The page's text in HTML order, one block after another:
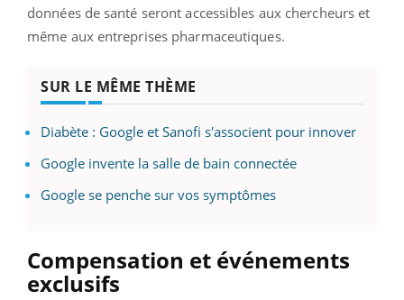
données de santé seront accessibles aux chercheurs et
même aux entreprises pharmaceutiques.
SUR LE MÊME THÈME
Diabète : Google et Sanofi s'associent pour innover
Google invente la salle de bain connectée
Google se penche sur vos symptômes
Compensation et événements
exclusifs